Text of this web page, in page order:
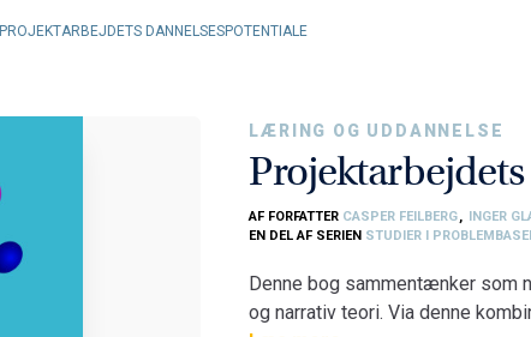
PROJEKTARBEJDETS DANNELSESPOTENTIALE
LÆRING OG UDDANNELSE
AF FORFATTER CASPER FEILBERG, INGER
EN DEL AF SERIEN STUDIER I
Denne bog sammentænker som
og narrativ teori. Via denne